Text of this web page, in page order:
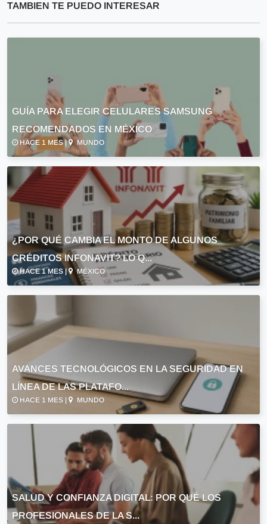
TAMBIEN TE PUEDO INTERESAR
GUÍA PARA ELEGIR CELULARES SAMSUNG
RECOMENDADOS EN MÉXICO
HACE 1 MES | MUNDO
¿POR QUÉ CAMBIA EL MONTO DE ALGUNOS
CRÉDITOS INFONAVIT? LO Q...
HACE 1 MES | MÉXICO
AVANCES TECNOLÓGICOS EN LA SEGURIDAD EN
LÍNEA DE LAS PLATAFO...
HACE 1 MES | MUNDO
SALUD Y CONFIANZA DIGITAL: POR QUÉ LOS
PROFESIONALES DE LA S...